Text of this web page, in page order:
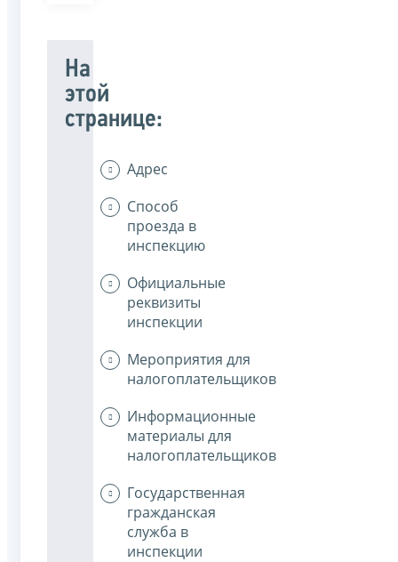
На
этой
странице:
Адрес
Способ
проезда в
инспекцию
Официальные
реквизиты
инспекции
Мероприятия для
налогоплательщиков
Информационные
материалы для
налогоплательщиков
Государственная
гражданская
служба в
инспекции